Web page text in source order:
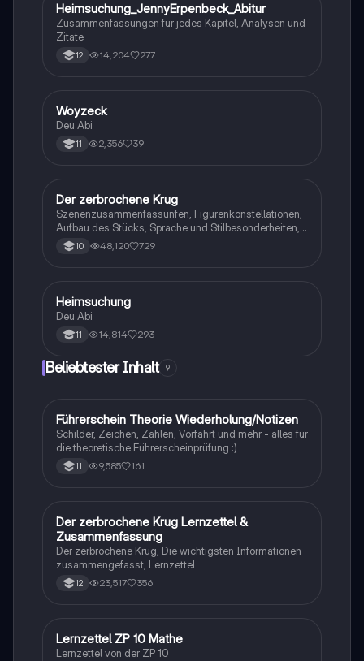
Deutsch
Heimsuchung_JennyErpenbeck_Abitur
Zusammenfassungen für jedes Kapitel, Analysen und
Zitate
12 14,204 277
Deutsch
Woyzeck
Deu Abi
11 2,356 39
Deutsch
Der zerbrochene Krug
Szenenzusammenfassunfen, Figurenkonstellationen,
Aufbau des Stücks, Sprache und Stilbesonderheiten,
Aussageabsicht, Thematik, Interpretation
10 48,120 729
Deutsch
Heimsuchung
Deu Abi
11 14,814 293
Beliebtester Inhalt 9
Lerntipps
Führerschein Theorie Wiederholung/Notizen
Schilder, Zeichen, Zahlen, Vorfahrt und mehr - alles für
die theoretische Führerscheinprüfung :)
11 9,585 161
Deutsch
Der zerbrochene Krug Lernzettel &
Zusammenfassung
Der zerbrochene Krug, Die wichtigsten Informationen
zusammengefasst, Lernzettel
12 23,517 356
Mathe
Lernzettel ZP 10 Mathe
Lernzettel von der ZP 10